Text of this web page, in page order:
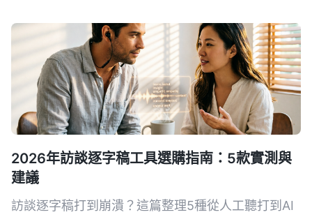
2026年訪談逐字稿工具選購指南：5款實測與
建議
訪談逐字稿打到崩潰？這篇整理5種從人工聽打到AI